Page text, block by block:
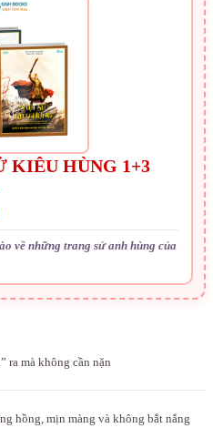
KIÊU HÙNG 1+3
về những trang sử anh hùng của
ra mà không cần nặn
hồng, mịn màng và không bắt nắng